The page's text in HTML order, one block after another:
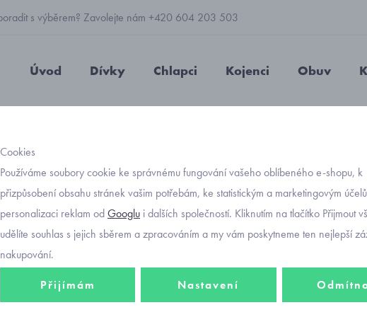
s výběrem? Zavolejte nám +420 604 203 503
Úvod Dívky Chlapci Kojenci Obuv
Objednávací
342
Cookies
Používáme soubory cookie ke správnému fungování vašeho oblíbeného e-shopu, k
přizpůsobení obsahu stránek vašim potřebám, ke statistickým a marketingovým
personalizaci reklam odGooglu i dalších společností. Kliknutím na tlačítko Přijmout
udělíte souhlas s jejich sběrem a zpracováním a my vám poskytneme ten nejlepší
nakupování.
Přijímám Nastavení